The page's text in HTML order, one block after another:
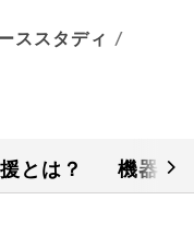
ススタディ
とは？ 機器の